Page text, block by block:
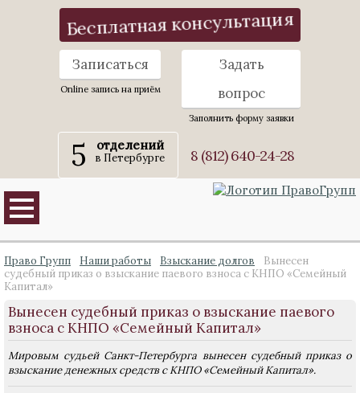
Бесплатная консультация
Записаться
Online запись на приём
Задать
вопрос
Заполнить форму заявки
5 отделений
в Петербурге 8 (812) 640-24-28
Право Групп Наши работы Взыскание долгов
Вынесен
судебный приказ о взыскание паевого взноса с КНПО «Семейный
Капитал»
Вынесен судебный приказ о взыскание паевого
взноса с КНПО «Семейный Капитал»
Мировым судьей Санкт-Петербурга вынесен судебный приказ о
взыскание денежных средств с КНПО «Семейный Капитал».